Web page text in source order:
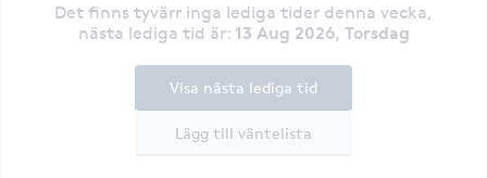
Det finns tyvärr inga lediga tider denna vecka,
nästa lediga tid är: 13 Aug 2026, Torsdag
Lägg till väntelista
Visa nästa lediga tid